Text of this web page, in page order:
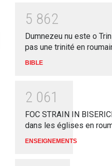
5 862
Dumnezeu nu este o
pas une trinité en
BIBLE
2 061
FOC STRAIN IN
dans les églises en
ENSEIGNEMENTS